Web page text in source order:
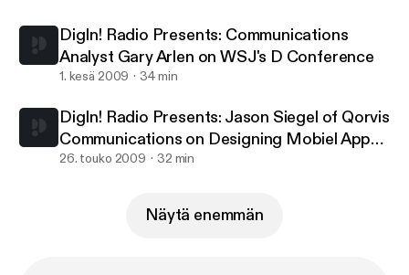
DigIn! Radio Presents: Communications
Analyst Gary Arlen on WSJ's D Conference
1. kesä 2009 34 min
DigIn! Radio Presents: Jason Siegel of Qorvis
Communications on Designing Mobiel Apps
that Sell
26. touko 2009 32 min
Näytä enemmän